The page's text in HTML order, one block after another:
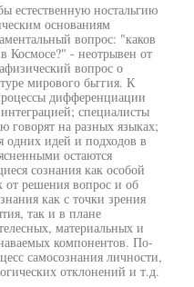
естественную ностальгию
основаниям
вопрос: "каков
Космосе?" - неотрывен от
вопрос о
мирового бьггия. К
дифференциации
специалисты
говорят на разных языках;
одних идей и подходов в
остаются
сознания как особой
от решения вопрос и об
как с точки зрения
так и в плане
материальных и
компонентов. По-
самосознания личности,
отклонений и т.д.